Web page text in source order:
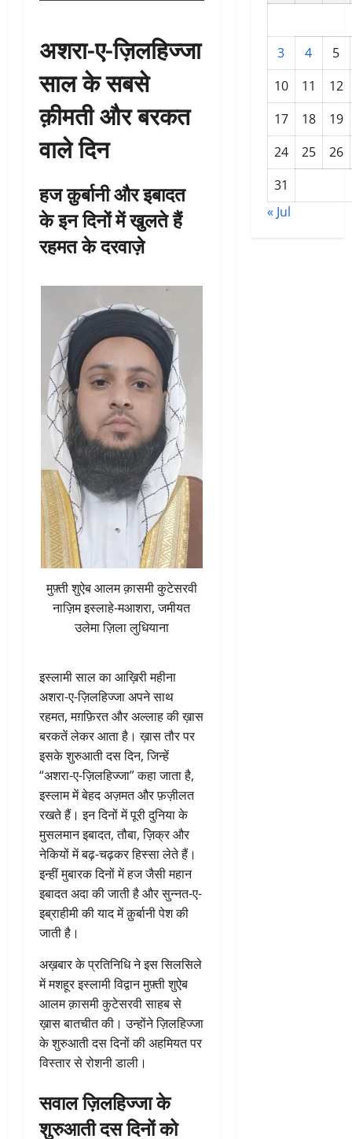
अशरा-ए-ज़िलहिज्जा
साल के सबसे
क़ीमती और बरकत
वाले दिन
हज क़ुर्बानी और इबादत
के इन दिनों में खुलते हैं
रहमत के दरवाज़े
मुफ़्ती शुऐब आलम क़ासमी कुटेसरवी
नाज़िम इस्लाहे-मआशरा, जमीयत
उलेमा ज़िला लुधियाना
इस्लामी साल का आख़िरी महीना
अशरा-ए-ज़िलहिज्जा अपने साथ
रहमत, मग़फ़िरत और अल्लाह की ख़ास
बरकतें लेकर आता है। ख़ास तौर पर
इसके शुरुआती दस दिन, जिन्हें
“अशरा-ए-ज़िलहिज्जा” कहा जाता है,
इस्लाम में बेहद अज़मत और फ़ज़ीलत
रखते हैं। इन दिनों में पूरी दुनिया के
मुसलमान इबादत, तौबा, ज़िक्र और
नेकियों में बढ़-चढ़कर हिस्सा लेते हैं।
इन्हीं मुबारक दिनों में हज जैसी महान
इबादत अदा की जाती है और सुन्नत-ए-
इब्राहीमी की याद में क़ुर्बानी पेश की
जाती है।
अख़बार के प्रतिनिधि ने इस सिलसिले
में मशहूर इस्लामी विद्वान मुफ़्ती शुऐब
आलम क़ासमी कुटेसरवी साहब से
ख़ास बातचीत की। उन्होंने ज़िलहिज्जा
के शुरुआती दस दिनों की अहमियत पर
विस्तार से रोशनी डाली।
सवाल ज़िलहिज्जा के
शुरुआती दस दिनों को
3 4
5
10
11
12
17
18
19
24
25
26
31
« Jul